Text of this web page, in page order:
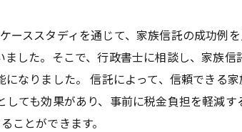
ススタディを通じて、家族信託の成功例
した。そこで、行政書士に相談し、家族信
なりました。 信託によって、信頼できる
ても効果があり、事前に税金負担を軽減す
ことができます。